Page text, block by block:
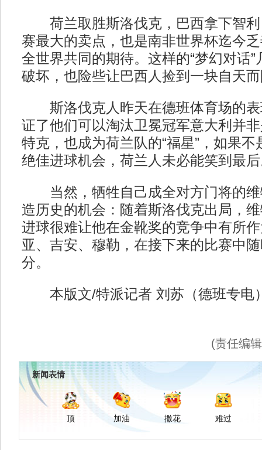
荷兰取胜斯洛伐克，巴西拿下智利
赛最大的卖点，也是南非世界杯迄今
全世界共同的期待。这样的“梦幻对话
破坏，也险些让巴西人捡到一块自天
斯洛伐克人昨天在德班体育场的表
证了他们可以淘汰卫冕冠军意大利并
特克，也成为荷兰队的“福星”，如果
绝佳进球机会，荷兰人未必能笑到最
当然，牺牲自己成全对方门将的维
造历史的机会：随着斯洛伐克出局，
进球很难让他在金靴奖的竞争中有所
亚、吉安、穆勒，在接下来的比赛中
分。
本版文/特派记者 刘苏（德班专电
(责任编
新闻表情
顶 加油 撒花 难过